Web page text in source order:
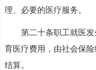
理、必要的医疗服务。
第二十条职工就医发
育医疗费用，由社会保
结算。